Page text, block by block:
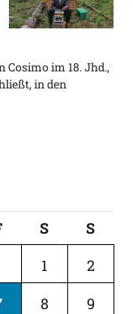
Cosimo im 18. Jhd.,
in den
S
S
1
2
8
9